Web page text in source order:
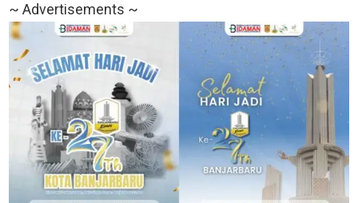
~ Advertisements ~